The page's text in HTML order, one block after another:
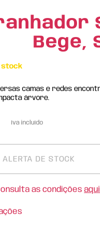
Bege,
stock
camas e redes
árvore.
Iva incluído
ALERTA DE STOCK
as condições